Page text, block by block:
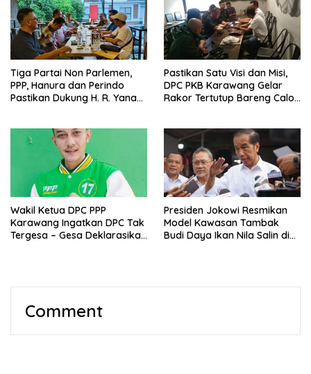
Tiga Partai Non Parlemen,
PPP, Hanura dan Perindo
Pastikan Dukung H. R. Yana
Pastikan Satu Visi dan Misi,
DPC PKB Karawang Gelar
Rakor Tertutup Bareng Calon
Wakil Ketua DPC PPP
Karawang Ingatkan DPC Tak
Tergesa – Gesa Deklarasikan
Presiden Jokowi Resmikan
Model Kawasan Tambak
Budi Daya Ikan Nila Salin di
Comment